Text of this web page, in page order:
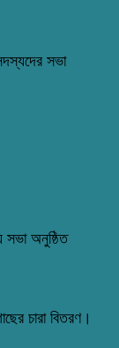
সভা
সভা অনুষ্ঠিত
চারা বিতরণ।